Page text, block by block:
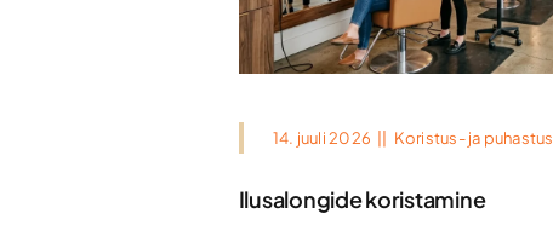
14. juuli 2026 Koristus- ja puhastus
Ilusalongide koristamine